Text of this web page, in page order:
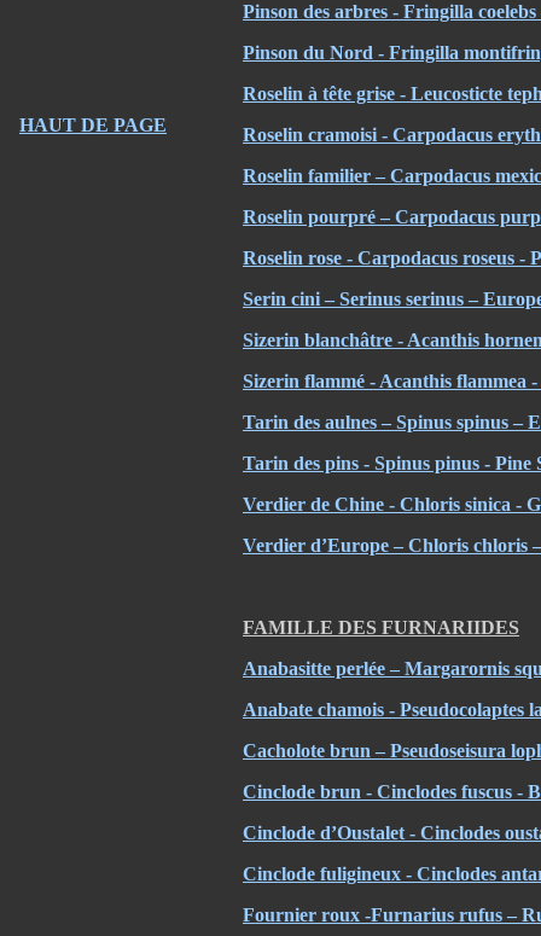
Pinson des arbres - Fringilla
Pinson du Nord - Fringilla
Roselin à tête grise - Leucosticte
Roselin cramoisi - Carpodacus
Roselin familier – Carpodacus
Roselin pourpré – Carpodacus
Roselin rose - Carpodacus roseus -
Serin cini – Serinus serinus –
Sizerin blanchâtre - Acanthis
Sizerin flammé - Acanthis flammea
Tarin des aulnes – Spinus spinus –
Tarin des pins - Spinus pinus - Pine
Verdier de Chine - Chloris sinica -
Verdier d’Europe – Chloris chloris
FAMILLE DES FURNARIIDES
Anabasitte perlée – Margarornis
Anabate chamois - Pseudocolaptes
Cacholote brun – Pseudoseisura
Cinclode brun - Cinclodes fuscus -
Cinclode d’Oustalet - Cinclodes
Cinclode fuligineux - Cinclodes
Fournier roux -Furnarius rufus –
HAUT DE PAGE